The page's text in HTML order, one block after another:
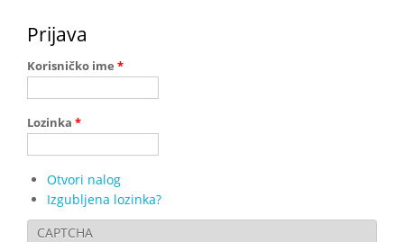
Prijava
Korisničko ime *
Lozinka *
Otvori nalog
Izgubljena lozinka?
CAPTCHA